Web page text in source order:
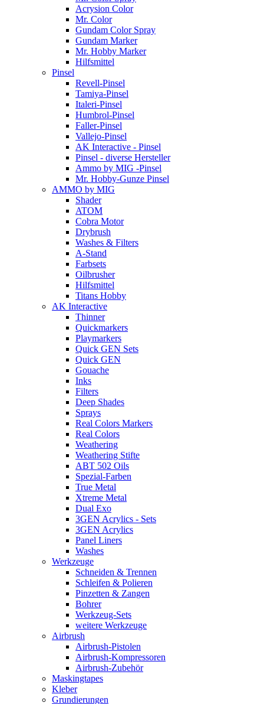
Acrysion Color
Mr. Color
Gundam Color Spray
Gundam Marker
Mr. Hobby Marker
Hilfsmittel
Pinsel
Revell-Pinsel
Tamiya-Pinsel
Italeri-Pinsel
Humbrol-Pinsel
Faller-Pinsel
Vallejo-Pinsel
AK Interactive - Pinsel
Pinsel - diverse Hersteller
Ammo by MIG -Pinsel
Mr. Hobby-Gunze Pinsel
AMMO by MIG
Shader
ATOM
Cobra Motor
Drybrush
Washes & Filters
A-Stand
Farbsets
Oilbrusher
Hilfsmittel
Titans Hobby
AK Interactive
Thinner
Quickmarkers
Playmarkers
Quick GEN Sets
Quick GEN
Gouache
Inks
Filters
Deep Shades
Sprays
Real Colors Markers
Real Colors
Weathering
Weathering Stifte
ABT 502 Oils
Spezial-Farben
True Metal
Xtreme Metal
Dual Exo
3GEN Acrylics - Sets
3GEN Acrylics
Panel Liners
Washes
Werkzeuge
Schneiden & Trennen
Schleifen & Polieren
Pinzetten & Zangen
Bohrer
Werkzeug-Sets
weitere Werkzeuge
Airbrush
Airbrush-Pistolen
Airbrush-Kompressoren
Airbrush-Zubehör
Maskingtapes
Kleber
Grundierungen